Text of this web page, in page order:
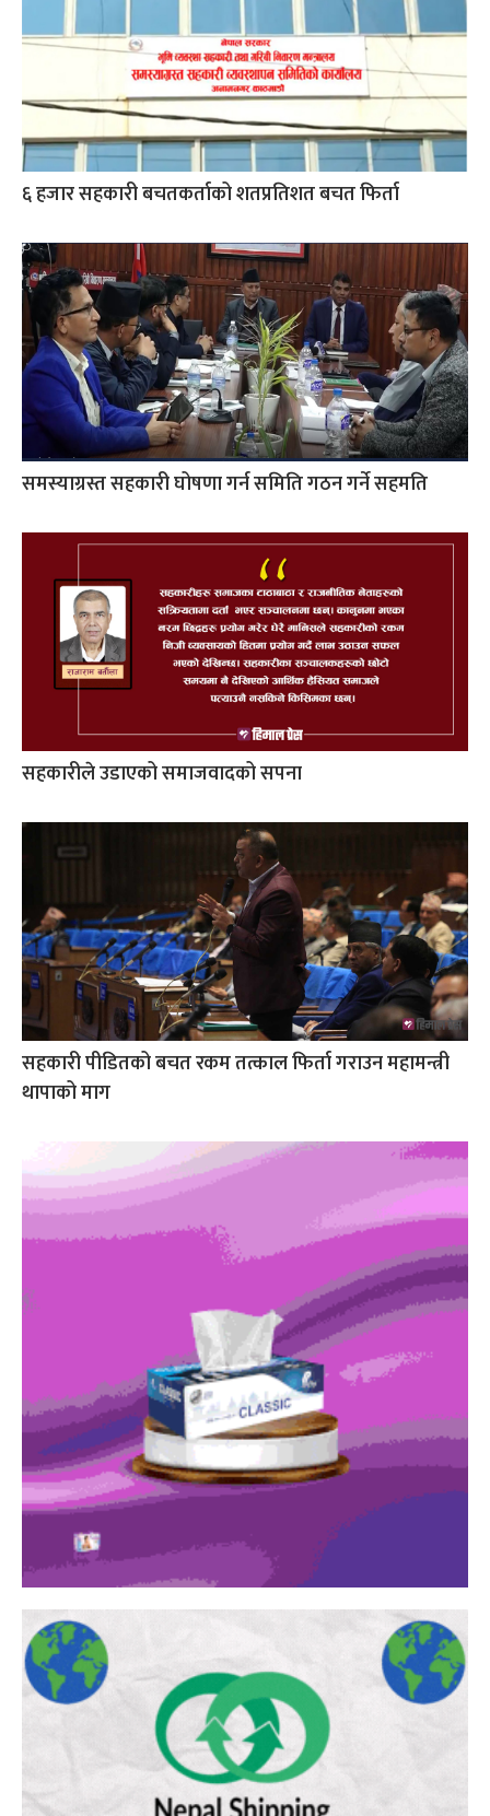
६ हजार सहकारी बचतकर्ताको शतप्रतिशत बचत फिर्ता
समस्याग्रस्त सहकारी घोषणा गर्न समिति गठन गर्ने सहमति
सहकारीले उडाएको समाजवादको सपना
सहकारी पीडितको बचत रकम तत्काल फिर्ता गराउन महामन्त्री
थापाको माग